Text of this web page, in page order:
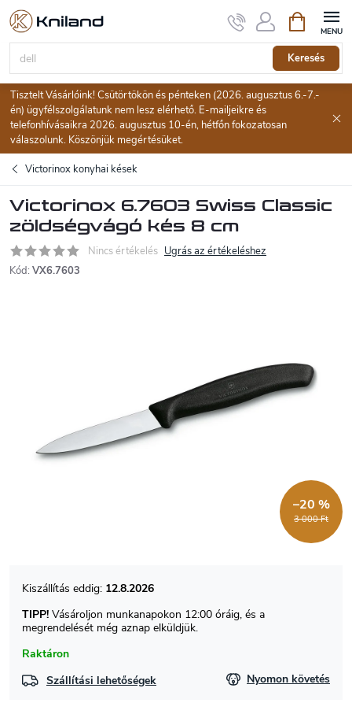
Ugrás
tartalomhoz
Keresés
Tisztelt Vásárlóink! Csütörtökön és pénteken (2026. augusztus 6.-7.-
én) ügyfélszolgálatunk nem lesz elérhető. E-mailjeikre és
telefonhívásaikra 2026. augusztus 10-én, hétfőn fokozatosan
válaszolunk. Köszönjük megértésüket.
Victorinox konyhai kések
Victorinox 6.7603 Swiss Classic
zöldségvágó kés 8 cm
Nincs értékelés Ugrás az értékeléshez
Kód: VX6.7603
3 000 Ft
–20 %
Raktáron
12.8.2026
TIPP! Vásároljon munkanapokon 12:00 óráig, és a
megrendelését még aznap elküldjük.
Szállítási lehetőségek Nyomon követés